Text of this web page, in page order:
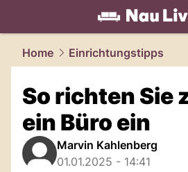
living.NAU.ch
Home Einrichtungstipps
So richten Sie
ein Büro ein
Marvin Kahlenberg
01.01.2025 - 14:41